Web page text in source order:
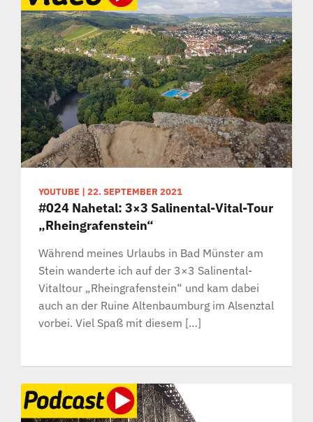
YOUTUBE | 22. SEPTEMBER 2021
#024 Nahetal: 3×3 Salinental-Vital-Tour
„Rheingrafenstein“
Während meines Urlaubs in Bad Münster am
Stein wanderte ich auf der 3×3 Salinental-
Vitaltour „Rheingrafenstein“ und kam dabei
auch an der Ruine Altenbaumburg im Alsenztal
vorbei. Viel Spaß mit diesem […]